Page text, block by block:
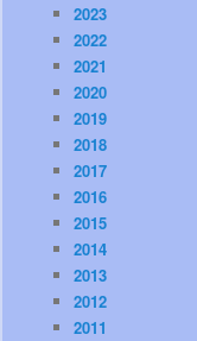
2023
2022
2021
2020
2019
2018
2017
2016
2015
2014
2013
2012
2011